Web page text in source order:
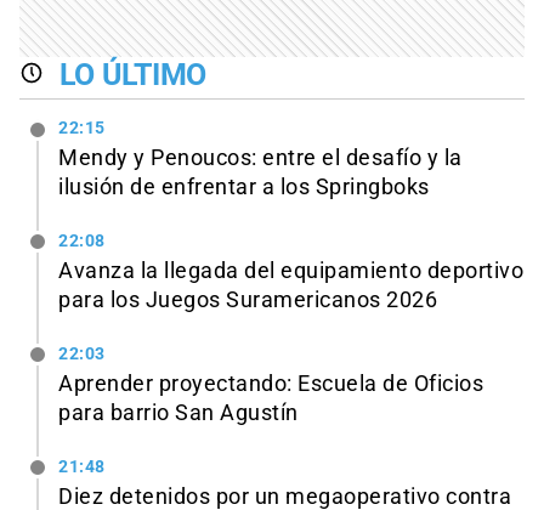
LO ÚLTIMO
22:15
Mendy y Penoucos: entre el desafío y la
ilusión de enfrentar a los Springboks
22:08
Avanza la llegada del equipamiento deportivo
para los Juegos Suramericanos 2026
22:03
Aprender proyectando: Escuela de Oficios
para barrio San Agustín
21:48
Diez detenidos por un megaoperativo contra